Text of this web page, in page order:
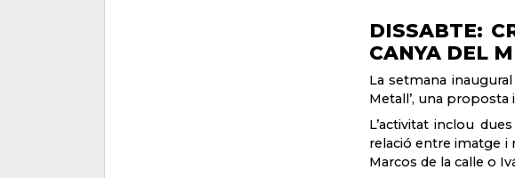
DISSABTE:
CANYA DEL
La setmana
Metall’, una proposta
L’activitat inclou
relació entre imatge i
Marcos de la calle o